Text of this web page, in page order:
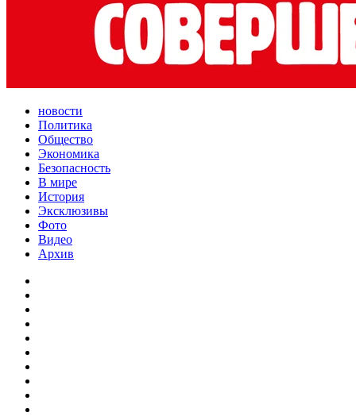
новости
Политика
Общество
Экономика
Безопасность
В мире
История
Эксклюзивы
Фото
Видео
Архив